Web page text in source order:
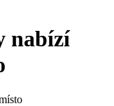
nabízí